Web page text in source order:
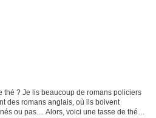
thé ? Je lis beaucoup de romans policiers
des romans anglais, où ils boivent
ou pas.... Alors, voici une tasse de thé,